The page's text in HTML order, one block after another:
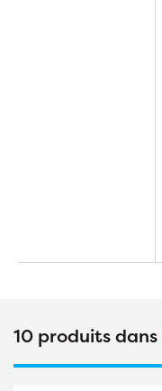
10 produits dans